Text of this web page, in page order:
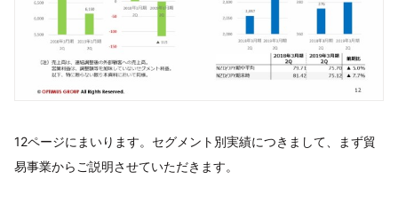
12ページにまいります。セグメント別実績につきまして、まず貿
易事業からご説明させていただきます。